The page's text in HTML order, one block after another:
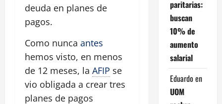
deuda en planes de
pagos.
Como nunca antes
hemos visto, en menos
de 12 meses, la AFIP se
vio obligada a crear tres
planes de pagos
paritarias:
buscan
10% de
aumento
salarial
Eduardo en
UOM